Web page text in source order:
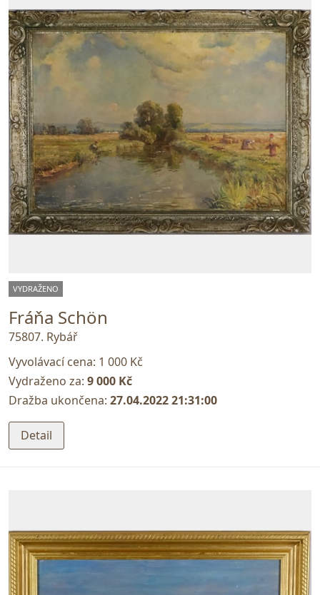
VYDRAŽENO
Fráňa Schön
75807. Rybář
Vyvolávací cena: 1 000 Kč
Vydraženo za: 9 000 Kč
Dražba ukončena: 27.04.2022 21:31:00
Detail